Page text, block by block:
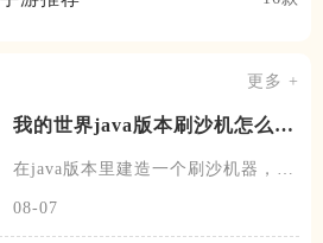
更多 +
我的世界java版本刷沙机怎么建
在java版本里建造一个刷沙机器，首
08-07